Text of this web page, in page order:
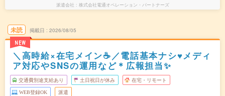
派遣会社 株式会社電通オペレーション・パートナーズ
未読
NEW
掲載日 2026/08/05
＼高時給×在宅メイン☕／電話基本ナシ♥メディ
ア対応やSNSの運用など＊広報担当✨
交通費別途支給あり 土日祝日が休み 在宅・リモート
WEB登録OK 派遣